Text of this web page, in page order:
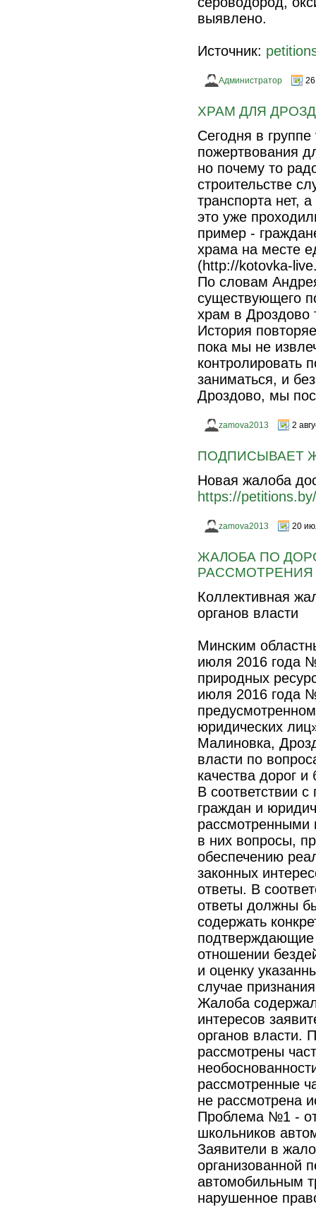
выявлено.
Источник:
Администратор 26
ХРАМ ДЛЯ
Сегодня в
пожертвования
но почему то
строительстве
транспорта нет,
это уже
пример -
храма на месте
(http://kotovka-
По словам
существующего
храм в Дроздово
История
пока мы не
контролировать
заниматься, и
Дроздово, мы
zamova2013 2
ПОДПИСЫВАЕТ
Новая жалоба
https://
zamova2013 20
ЖАЛОБА ПО
РАССМОТРЕНИЯ
Коллективная
органов власти
Минским
июля 2016 года
природных
июля 2016 года
юридических
Малиновка,
власти по
качества дорог
В соответствии
граждан и
рассмотренными
в них вопросы,
обеспечению
законных
ответы. В
ответы должны
содержать
подтверждающие
отношении
и оценку
случае
Жалоба
интересов
органов власти.
рассмотрены
рассмотренные
не рассмотрена
Проблема №1 -
школьников
Заявители в
организованной
автомобильным
нарушенное